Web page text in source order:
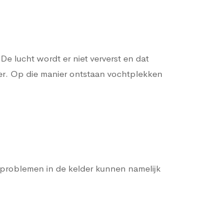
lucht wordt er niet ververst en dat
Op die manier ontstaan vochtplekken
in de kelder kunnen namelijk